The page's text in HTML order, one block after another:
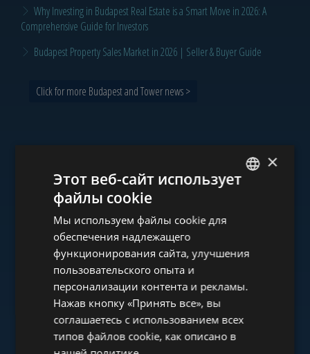
Why Investing in Budapest Real Estate is a Smart Move in 2026: A
Comprehensive Guide for Investors
Budapest Property Sales Market in 2026 | Seller & Buyer Guide
Click for more Budapest and Tower news >
Ознакомьтесь с нашим
портфолио
www.tower-investments.com
HUNGARIAN
ITALIAN
SPANISH
RUSSIAN
×
Этот веб-сайт использует
файлы cookie
Мы используем файлы cookie для
обеспечения надлежащего
функционирования сайта, улучшения
пользовательского опыта и
персонализации контента и рекламы.
Нажав кнопку «Принять все», вы
соглашаетесь с использованием всех
типов файлов cookie, как описано в